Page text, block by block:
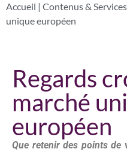
Accueil | Contenus & Services
unique européen
Regards
marché
européen
Que retenir des points de